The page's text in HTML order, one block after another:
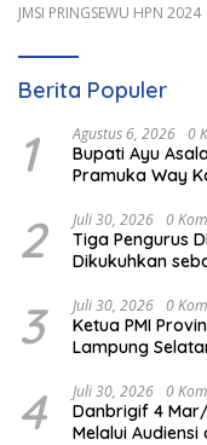
JMSI PRINGSEWU HPN 2024
Berita Populer
1 Agustus 6, 2026 0
Bupati Ayu
Pramuka Way
2 Juli 30, 2026 0
Tiga Pengurus
3 Juli 30, 2026 0
Ketua PMI
Lampung
4 Juli 30, 2026 0
Danbrigif 4
Melalui